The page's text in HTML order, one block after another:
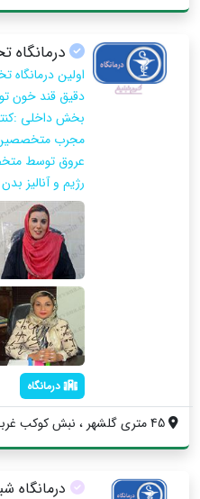
اولین
دقیق قند خون
بخش داخلی
مجرب
عروق توسط
رژیم و آنالیز
درمانگاه
درمانگاه